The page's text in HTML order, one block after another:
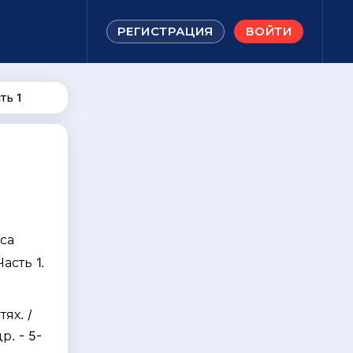
РЕГИСТРАЦИЯ ВОЙТИ
1
1.
/
- 5-